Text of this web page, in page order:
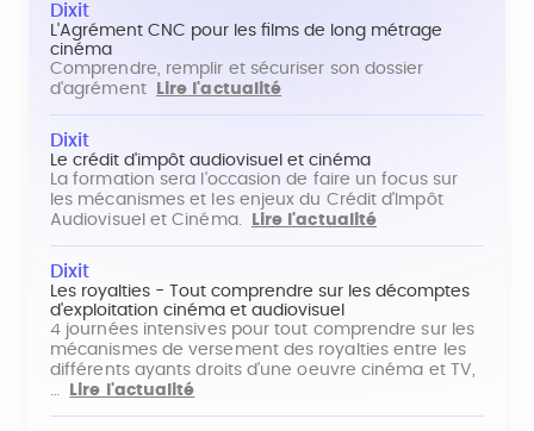
Dixit
L'Agrément CNC pour les films de long métrage
cinéma
Comprendre, remplir et sécuriser son dossier
d'agrément
Lire l'actualité
Dixit
Le crédit d'impôt audiovisuel et cinéma
La formation sera l'occasion de faire un focus sur
les mécanismes et les enjeux du Crédit d'Impôt
Audiovisuel et Cinéma.
Lire l'actualité
Dixit
Les royalties - Tout comprendre sur les décomptes
d'exploitation cinéma et audiovisuel
4 journées intensives pour tout comprendre sur les
mécanismes de versement des royalties entre les
différents ayants droits d'une oeuvre cinéma et TV,
…
Lire l'actualité